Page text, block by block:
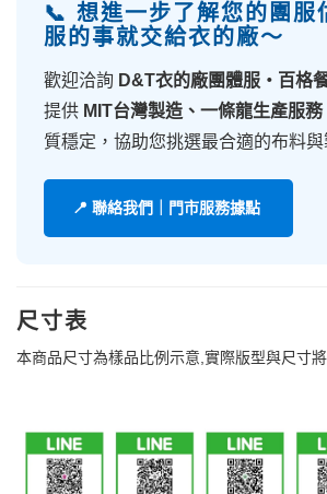
📞 想進一步了解您的團服
服的事就交給衣的廠～
歡迎洽詢 D&T衣的廠團體服・百格
提供 MIT台灣製造、一條龍生產服務
質穩定，協助您挑選最合適的布料與
📍 聯絡我們｜門市服務據點
尺寸表
本商品尺寸為樣品比例示意,實際版型與尺寸